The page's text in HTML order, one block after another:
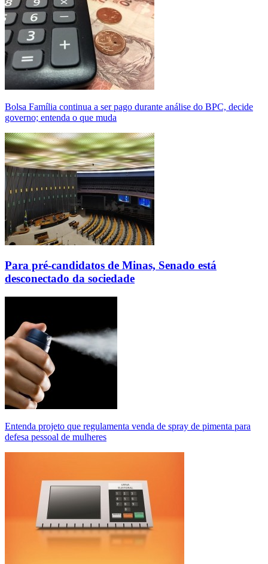
Bolsa Família continua a ser pago durante análise do BPC, decide
governo; entenda o que muda
Para pré-candidatos de Minas, Senado está
desconectado da sociedade
Entenda projeto que regulamenta venda de spray de pimenta para
defesa pessoal de mulheres